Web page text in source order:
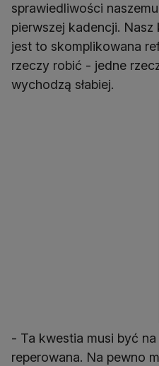
sprawiedliwości
pierwszej kadencji.
jest to skomplikowana
rzeczy robić - jedne
wychodzą słabiej.
- Ta kwestia musi być
reperowana. Na pewno